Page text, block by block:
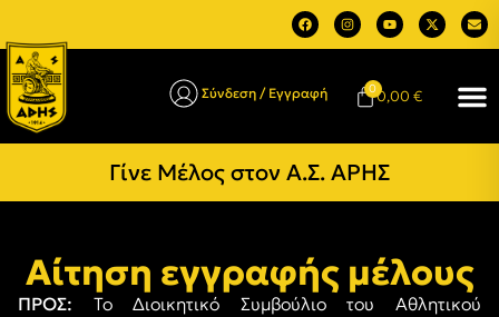
Σύνδεση / Εγγραφή 0,00 €
0
Γίνε Μέλος στον Α.Σ. ΑΡΗΣ
Αίτηση εγγραφής μέλους
ΠΡΟΣ: Το Διοικητικό Συμβούλιο του Αθλητικού